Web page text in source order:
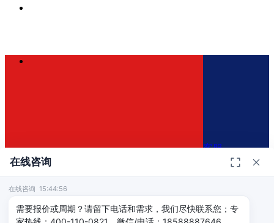
400-110-0821
客服
在线咨询
在线咨询 15:44:56
需要报价或周期？请留下电话和需求，我们尽快联系您；专